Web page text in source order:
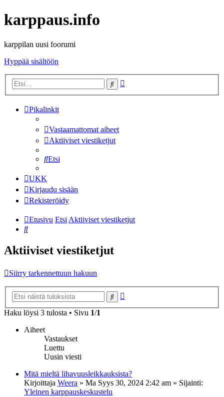
karppaus.info
karppilan uusi foorumi
Hyppää sisältöön
Etsi
Pikalinkit
Vastaamattomat aiheet
Aktiiviset viestiketjut
Etsi
UKK
Kirjaudu sisään
Rekisteröidy
Etusivu EtsiAktiiviset viestiketjut
Etsi
Aktiiviset viestiketjut
Siirry tarkennettuun hakuun
Etsi
Haku löysi 3 tulosta • Sivu 1/1
Aiheet
Vastaukset
Luettu
Uusin viesti
Mitä mieltä lihavuusleikkauksista?
Kirjoittaja Weera » Ma Syys 30, 2024 2:42 am » Sijainti:
Yleinen karppauskeskustelu